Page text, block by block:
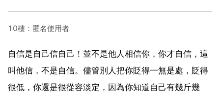
10樓：匿名使用者
自信是自己信自己！並不是他人相信你，你才自信，這
叫他信，不是自信。儘管別人把你貶得一無是處，貶得
很低，你還是很從容淡定，因為你知道自己有幾斤幾